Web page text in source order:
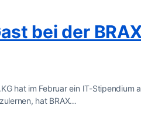
bei der
hat im Februar ein IT-
hat BRAX…